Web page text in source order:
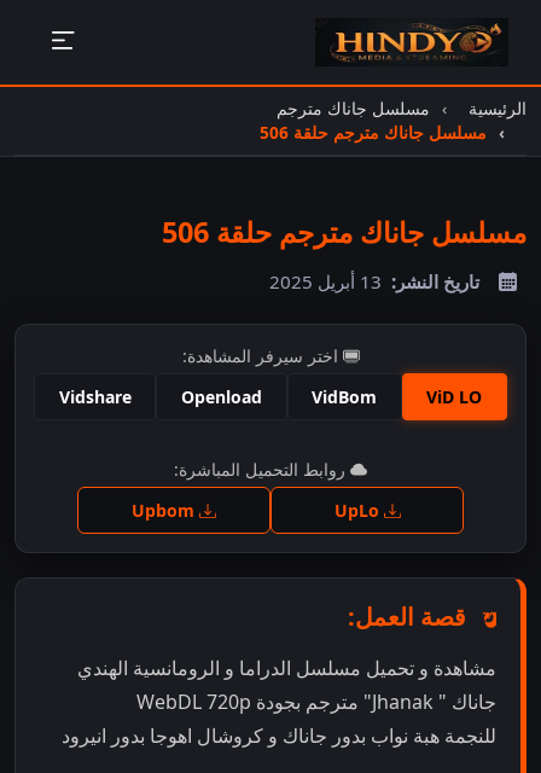
الرئيسية
مسلسل جاناك مترجم
مسلسل جاناك مترجم حلقة 506
مسلسل جاناك مترجم حلقة 506
تاريخ النشر: 13 أبريل 2025
اختر سيرفر المشاهدة:
ViD LO
VidBom
Openload
Vidshare
اضغط للمشاهدة
روابط التحميل المباشرة:
قصة العمل:
مشاهدة و تحميل مسلسل الدراما و الرومانسية الهندي
جاناك " Jhanak" مترجم بجودة WebDL 720p
للنجمة هبة نواب بدور جاناك و كروشال اهوجا بدور انيرود